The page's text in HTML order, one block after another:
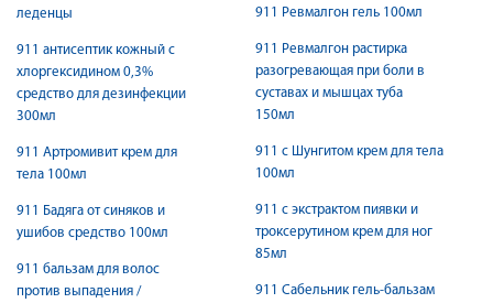
леденцы
911 антисептик кожный с
хлоргексидином 0,3%
средство для дезинфекции
300мл
911 Артромивит крем для
тела 100мл
911 Бадяга от синяков и
ушибов средство 100мл
911 бальзам для волос
против выпадения /
911 Ревмалгон гель 100мл
911 Ревмалгон растирка
разогревающая при боли в
суставах и мышцах туба
150мл
911 с Шунгитом крем для тела
100мл
911 с экстрактом пиявки и
троксерутином крем для ног
85мл
911 Сабельник гель-бальзам